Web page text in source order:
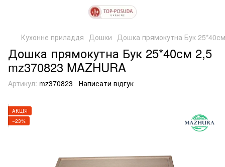
Кухонне приладдя Дошки Дошка прямокутна Бук
Дошка прямокутна Бук 25*40см 2,5
mz370823 MAZHURA
Артикул: mz370823 Написати відгук
АКЦІЯ
−23%